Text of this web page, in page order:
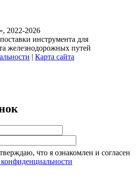
2022-2026
инструмента для
железнодорожных путей
| Карта сайта
что я ознакомлен и согласен